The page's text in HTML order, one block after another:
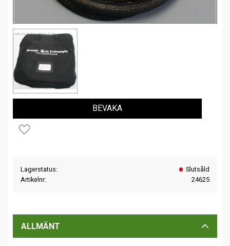
Lägg till i favoriter
BEVAKA
Lagerstatus
Slutsåld
Artikelnr
24625
ALLMÄNT